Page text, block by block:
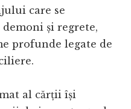
care se
și regrete,
profunde legate de
al cărții își